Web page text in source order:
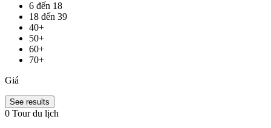
6 đến 18
18 đến 39
40+
50+
60+
70+
Giá
See results
0 Tour du lịch